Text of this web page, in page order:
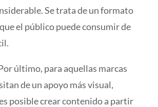
Se trata de un formato
el público puede consumir de
último, para aquellas marcas
de un apoyo más visual,
posible crear contenido a partir